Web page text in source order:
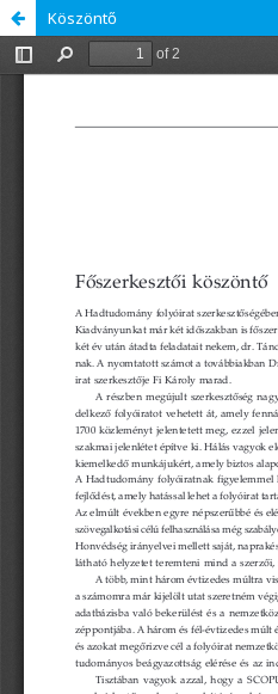
Köszöntő